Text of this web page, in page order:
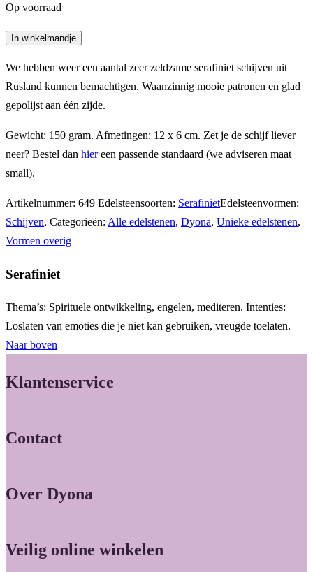
Op voorraad
Serafiniet
3
aantal
In winkelmandje
We hebben weer een aantal zeer zeldzame serafiniet schijven uit
Rusland kunnen bemachtigen. Waanzinnig mooie patronen en glad
gepolijst aan één zijde.
Gewicht: 150 gram. Afmetingen: 12 x 6 cm. Zet je de schijf liever
neer? Bestel dan hiereen passende standaard (we adviseren maat
small).
Artikelnummer: 649 Edelsteensoorten: SerafinietEdelsteenvormen:
Schijven, Categorieën: Alle edelstenen, Dyona, Unieke edelstenen,
Vormen overig
Serafiniet
Thema’s: Spirituele ontwikkeling, engelen, mediteren. Intenties:
Loslaten van emoties die je niet kan gebruiken, vreugde toelaten.
Naar boven
Klantenservice
Contact
Over Dyona
Veilig online winkelen